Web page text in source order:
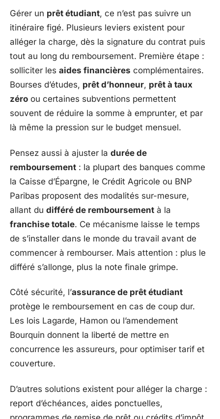
Gérer un prêt étudiant, ce n’est pas suivre un
itinéraire figé. Plusieurs leviers existent pour
alléger la charge, dès la signature du contrat puis
tout au long du remboursement. Première étape :
solliciter les aides financières complémentaires.
Bourses d’études, prêt d’honneur, prêt à taux
zéro ou certaines subventions permettent
souvent de réduire la somme à emprunter, et par
là même la pression sur le budget mensuel.
Pensez aussi à ajuster la durée de
remboursement : la plupart des banques comme
la Caisse d’Épargne, le Crédit Agricole ou BNP
Paribas proposent des modalités sur-mesure,
allant du différé de remboursement à la
franchise totale. Ce mécanisme laisse le temps
de s’installer dans le monde du travail avant de
commencer à rembourser. Mais attention : plus le
différé s’allonge, plus la note finale grimpe.
Côté sécurité, l’assurance de prêt étudiant
protège le remboursement en cas de coup dur.
Les lois Lagarde, Hamon ou l’amendement
Bourquin donnent la liberté de mettre en
concurrence les assureurs, pour optimiser tarif et
couverture.
D’autres solutions existent pour alléger la charge :
report d’échéances, aides ponctuelles,